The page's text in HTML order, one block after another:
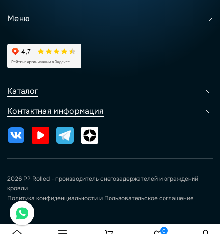
0
Меню
Каталог
Контактная информация
2026 PP Rolled - производитель снегозадержателей и ограждений
кровли
Политика конфиденциальностии Пользовательское соглашение